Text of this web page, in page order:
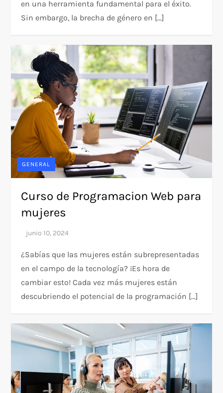
en una herramienta fundamental para el éxito.
Sin embargo, la brecha de género en […]
GENERAL
Curso de Programacion Web para
mujeres
¿Sabías que las mujeres están subrepresentadas
en el campo de la tecnología? ¡Es hora de
cambiar esto! Cada vez más mujeres están
descubriendo el potencial de la programación […]